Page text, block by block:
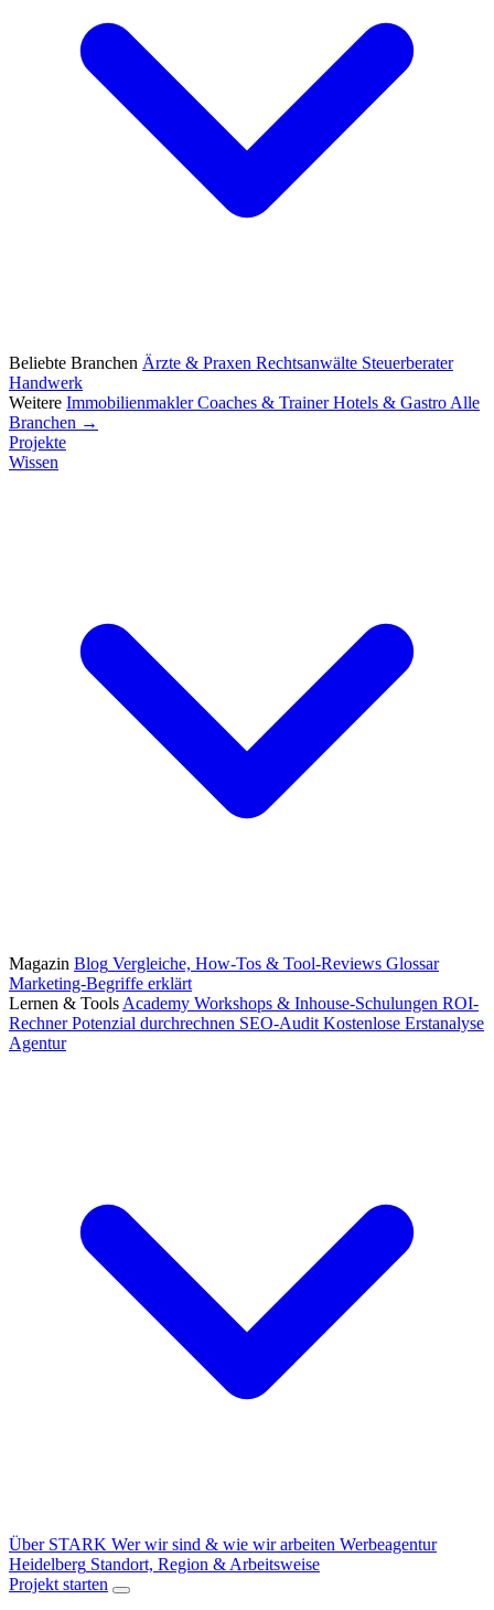
Beliebte Branchen Ärzte & Praxen Rechtsanwälte Steuerberater
Handwerk
Weitere Immobilienmakler Coaches & Trainer Hotels & Gastro Alle
Branchen →
Projekte
Wissen
Magazin Blog Vergleiche, How-Tos & Tool-Reviews Glossar
Marketing-Begriffe erklärt
Lernen & Tools Academy Workshops & Inhouse-Schulungen ROI-
Rechner Potenzial durchrechnen SEO-Audit Kostenlose Erstanalyse
Agentur
Über STARK Wer wir sind & wie wir arbeiten Werbeagentur
Heidelberg Standort, Region & Arbeitsweise
Projekt starten